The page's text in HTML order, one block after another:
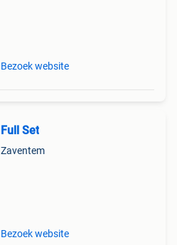
Bezoek website
Full Set
Zaventem
Bezoek website